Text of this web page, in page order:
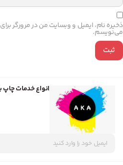
ذخیره نام، ایمیل و وبسایت من در مرورگر
می‌نویسم.
انواع خدمات چاپ